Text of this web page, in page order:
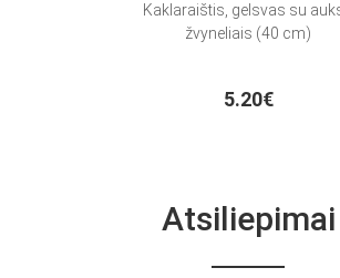
Kaklaraištis, gelsvas su
žvyneliais (40 cm)
5.20€
Atsiliepimai